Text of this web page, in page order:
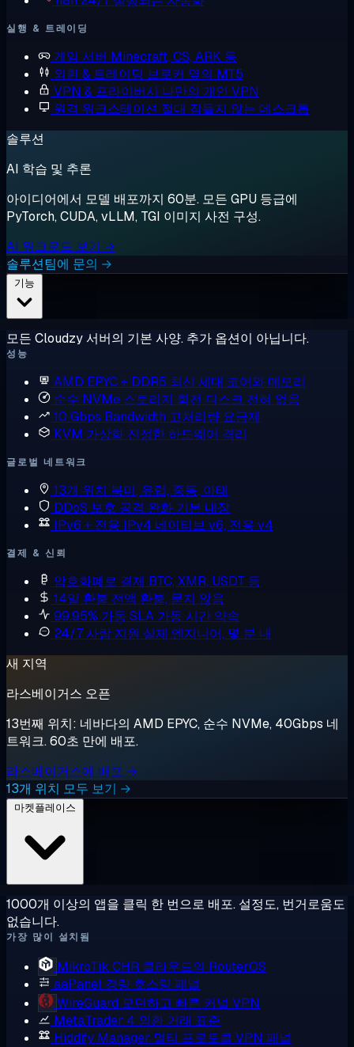
실행 & 트레이딩
게임 서버 Minecraft, CS, ARK 등
외환 & 트레이딩 브로커 옆의 MT5
VPN & 프라이버시 나만의 개인 VPN
원격 워크스테이션 절대 잠들지 않는 데스크톱
솔루션
AI 학습 및 추론
아이디어에서 모델 배포까지 60분. 모든 GPU 등급에
PyTorch, CUDA, vLLM, TGI 이미지 사전 구성.
AI 워크로드 보기 →
솔루션팀에 문의 →
모든 Cloudzy 서버의 기본 사양. 추가 옵션이 아닙니다.
성능
AMD EPYC + DDR5 최신 세대 코어와 메모리
순수 NVMe 스토리지 회전 디스크 전혀 없음
10 Gbps Bandwidth 고처리량 요금제
KVM 가상화 진정한 하드웨어 격리
글로벌 네트워크
13개 위치 북미, 유럽, 중동, 아태
DDoS 보호 공격 완화 기본 내장
IPv6 + 전용 IPv4 네이티브 v6, 전용 v4
결제 & 신뢰
암호화폐로 결제 BTC, XMR, USDT 등
14일 환불 전액 환불, 묻지 않음
99.95% 가동 SLA 가동 시간 약속
24/7 사람 지원 실제 엔지니어, 몇 분 내
새 지역
라스베이거스 오픈
13번째 위치: 네바다의 AMD EPYC, 순수 NVMe, 40Gbps 네
트워크. 60초 만에 배포.
라스베이거스에 배포 →
13개 위치 모두 보기 →
1000개 이상의 앱을 클릭 한 번으로 배포. 설정도, 번거로움도
없습니다.
가장 많이 설치됨
MikroTik CHR 클라우드의 RouterOS
aaPanel 경량 호스팅 패널
WireGuard 모던하고 빠른 커널 VPN
MetaTrader 4 외환 거래 표준
Hiddify Manager 멀티 프로토콜 VPN 패널